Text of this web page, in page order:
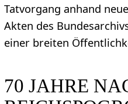
Tatvorgang anhand
Akten des
einer breiten
70 JAHRE